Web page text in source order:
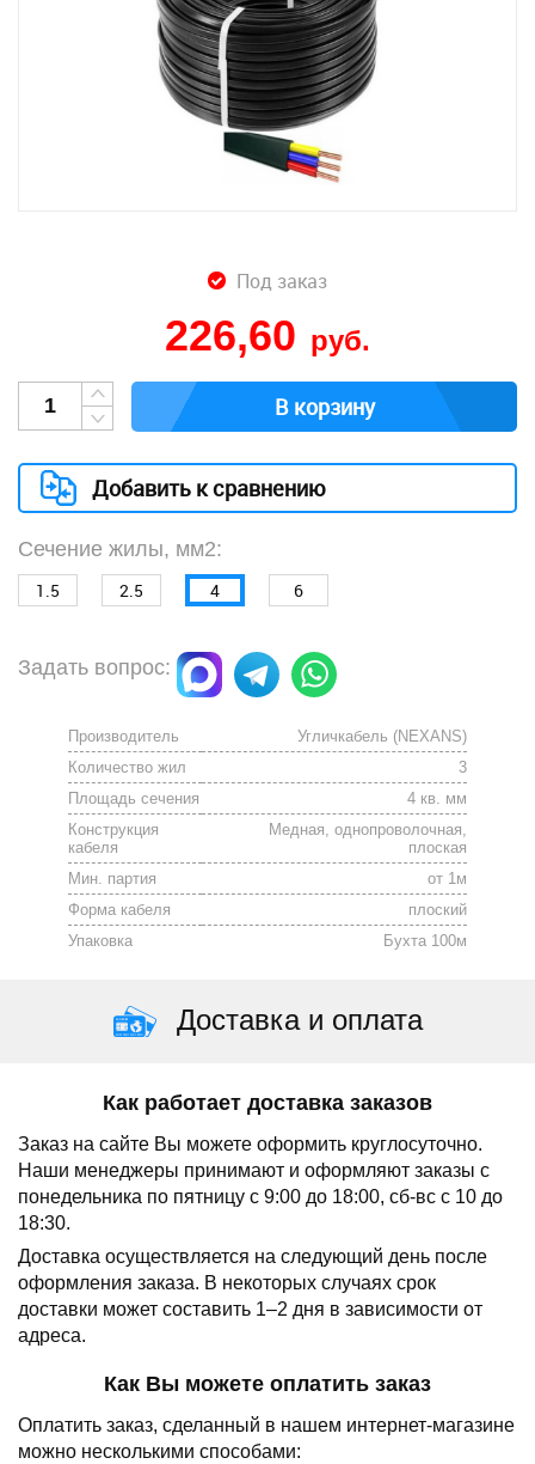
Под заказ
226,60 руб.
В корзину
Добавить к сравнению
Сечение жилы, мм2:
1.5 2.5 4 6
Задать вопрос:
Производитель
Угличкабель (NEXANS)
Количество жил
3
Площадь сечения
4 кв. мм
Конструкция
кабеля
Медная, однопроволочная,
плоская
Мин. партия
от 1м
Форма кабеля
плоский
Упаковка
Бухта 100м
Доставка и оплата
Как работает доставка заказов
Заказ на сайте Вы можете оформить круглосуточно.
Наши менеджеры принимают и оформляют заказы с
понедельника по пятницу с 9:00 до 18:00, сб-вс с 10 до
18:30.
Доставка осуществляется на следующий день после
оформления заказа. В некоторых случаях срок
доставки может составить 1–2 дня в зависимости от
адреса.
Как Вы можете оплатить заказ
Оплатить заказ, сделанный в нашем интернет-магазине
можно несколькими способами: